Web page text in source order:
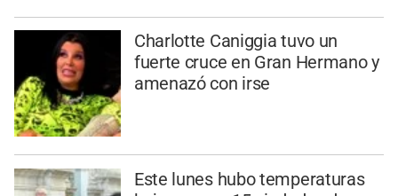
Charlotte Caniggia tuvo un
fuerte cruce en Gran Hermano y
amenazó con irse
Este lunes hubo temperaturas